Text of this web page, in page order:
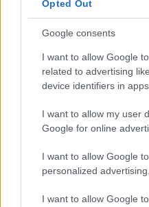
Opted Out
Google consents
I want to allow Google
related to advertising
device identifiers in apps.
I want to allow my user
Google for online
I want to allow Google
personalized advertising.
I want to allow Google
A projekt részeként
Várkanyarban álló Nepomuki
M1
Bicske
Új